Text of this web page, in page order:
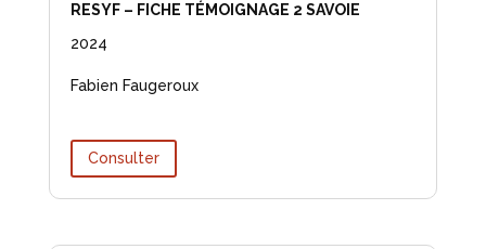
RESYF – FICHE TÉMOIGNAGE 2 SAVOIE
2024
Fabien Faugeroux
Consulter